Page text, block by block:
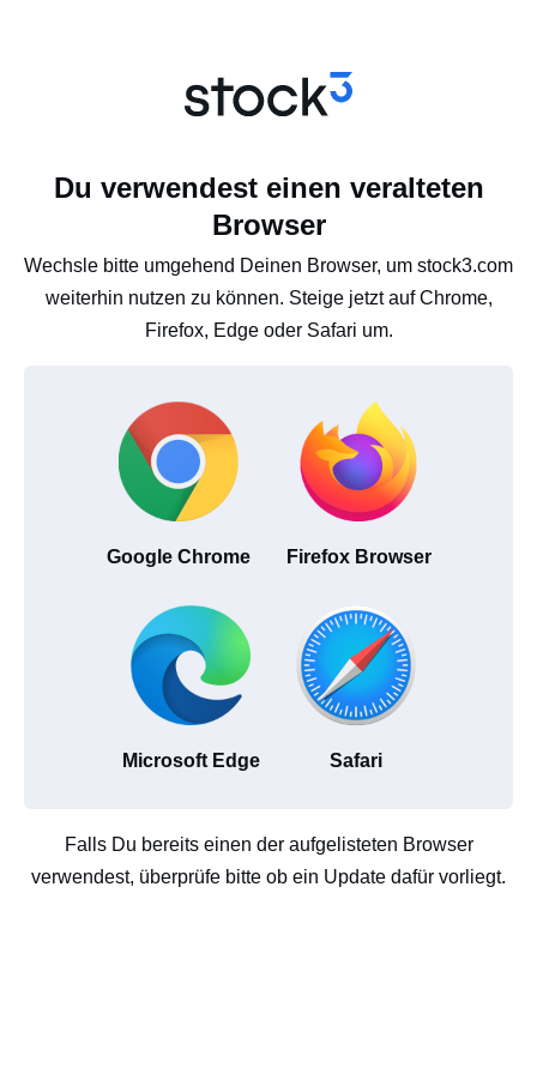
Du verwendest einen veralteten
Browser
Wechsle bitte umgehend Deinen Browser, um stock3.com
weiterhin nutzen zu können. Steige jetzt auf Chrome,
Firefox, Edge oder Safari um.
Google Chrome Firefox Browser
Microsoft Edge Safari
Falls Du bereits einen der aufgelisteten Browser
verwendest, überprüfe bitte ob ein Update dafür vorliegt.